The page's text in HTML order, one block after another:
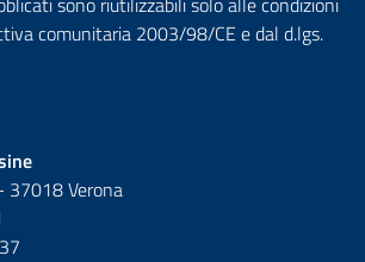
comunitaria 2003/98/CE e dal d.lgs.
37018 Verona